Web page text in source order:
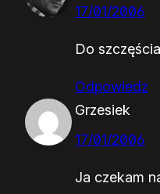
17/01/2006
Do
Odpowiedz
Grzesiek
17/01/2006
Ja czekam